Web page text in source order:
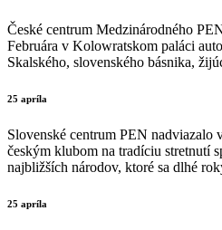
České centrum Medzinárodného
Februára v Kolowratskom paláci
Skalského, slovenského básnika,
25 apríla
Slovenské centrum PEN nadviazalo
českým klubom na tradíciu stretnutí
najbližších národov, ktoré sa dlhé
25 apríla